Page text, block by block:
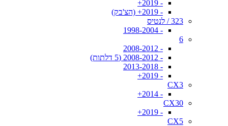
- 2019+
- 2019+ (הצ'בק)
323 / לנטיס
- 1998-2004
6
- 2008-2012
- 2008-2012 (5 דלתות)
- 2013-2018
- 2019+
CX3
- 2014+
CX30
- 2019+
CX5